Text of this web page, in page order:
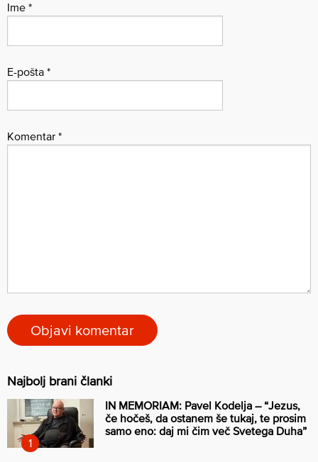
Ime *
E-pošta *
Komentar *
Najbolj brani članki
IN MEMORIAM: Pavel Kodelja – “Jezus,
če hočeš, da ostanem še tukaj, te prosim
samo eno: daj mi čim več Svetega Duha”